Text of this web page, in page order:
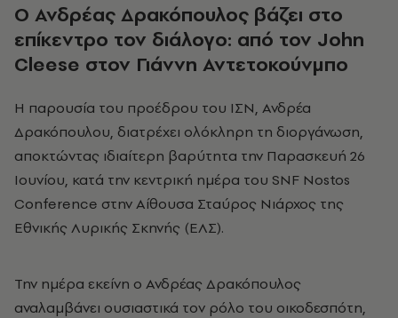
Ο Ανδρέας Δρακόπουλος βάζει στο
επίκεντρο τον διάλογο: από τον John
Cleese στον Γιάννη Αντετοκούνμπο
Η παρουσία του προέδρου του ΙΣΝ, Ανδρέα
Δρακόπουλου, διατρέχει ολόκληρη τη διοργάνωση,
αποκτώντας ιδιαίτερη βαρύτητα την Παρασκευή 26
Ιουνίου, κατά την κεντρική ημέρα του SNF Nostos
Conference στην Αίθουσα Σταύρος Νιάρχος της
Εθνικής Λυρικής Σκηνής (ΕΛΣ).
Την ημέρα εκείνη ο Ανδρέας Δρακόπουλος
αναλαμβάνει ουσιαστικά τον ρόλο του οικοδεσπότη,